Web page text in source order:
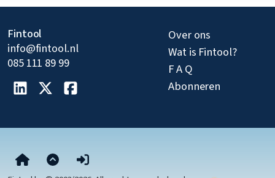
Fintool
info@fintool.nl
085 111 89 99
Over ons
Wat is Fintool?
F A Q
Abonneren